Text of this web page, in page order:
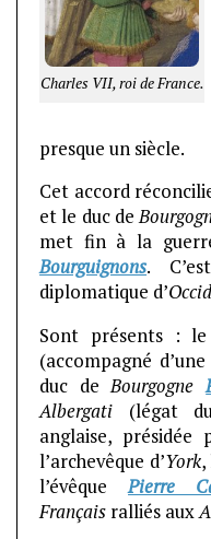
Charles VII, roi de France.
presque un siècle.
Cet accord
et le duc de
met fin à la
Bourguignons.
diplomatique d’
Sont présents :
(accompagné
duc deBourgogne
Albergati (légat
anglaise,
l’archevêque d’York,
l’évêquePierre
Français ralliés aux